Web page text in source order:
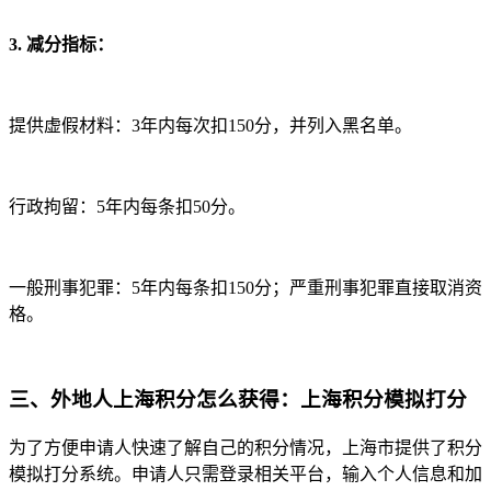
3. 减分指标：
提供虚假材料：3年内每次扣150分，并列入黑名单。
行政拘留：5年内每条扣50分。
一般刑事犯罪：5年内每条扣150分；严重刑事犯罪直接取消资
格。
三、外地人上海积分怎么获得：上海积分模拟打分
为了方便申请人快速了解自己的积分情况，上海市提供了积分
模拟打分系统。申请人只需登录相关平台，输入个人信息和加